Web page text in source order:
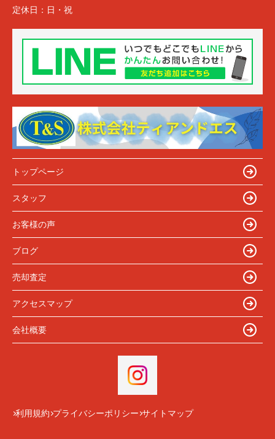
定休日： 日・祝
トップページ
スタッフ
お客様の声
ブログ
売却査定
アクセスマップ
会社概要
利用規約 プライバシーポリシー サイトマップ